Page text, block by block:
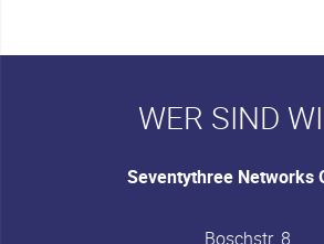
WER SIND
Seventythree Networks
Boschstr. 8